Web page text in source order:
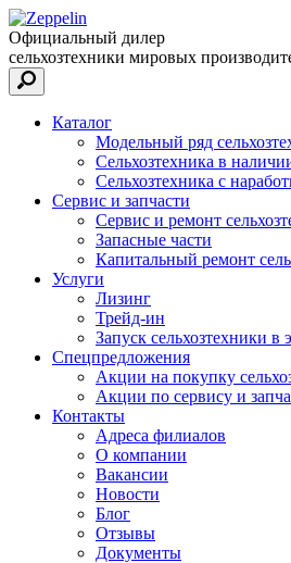
Официальный дилер
сельхозтехники мировых
Каталог
Модельный ряд
Сельхозтехника в
Сельхозтехника с
Сервис и запчасти
Сервис и ремонт
Запасные части
Капитальный ремонт
Услуги
Лизинг
Трейд-ин
Запуск сельхозтехники в
Спецпредложения
Акции на покупку
Акции по сервису и
Контакты
Адреса филиалов
О компании
Вакансии
Новости
Блог
Отзывы
Документы